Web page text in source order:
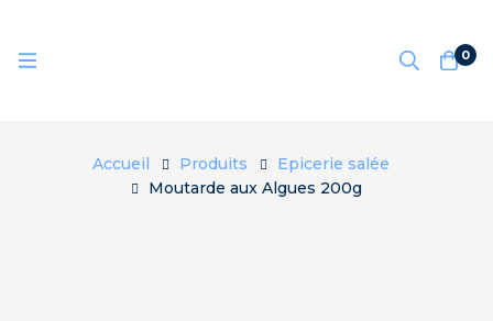
0
Accueil Produits
Epicerie salée
Moutarde aux Algues 200g